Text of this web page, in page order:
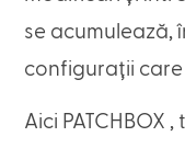
se acumulează,
configurații care
Aici